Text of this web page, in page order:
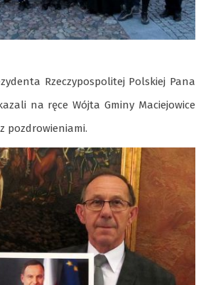
Rzeczypospolitej Polskiej Pana
na ręce Wójta Gminy Maciejowice
pozdrowieniami.